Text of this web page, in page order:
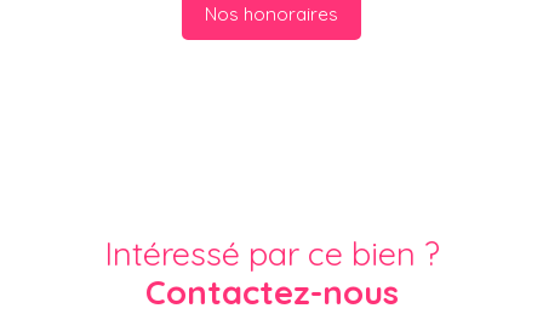
Nos honoraires
Intéressé par ce bien ?
Contactez-nous